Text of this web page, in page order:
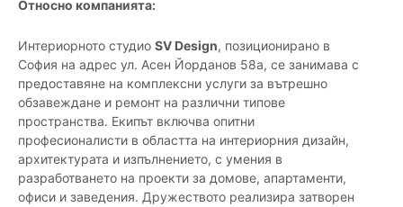
Относно компанията:
Интериорното студио SV Design, позиционирано в
София на адрес ул. Асен Йорданов 58а, се занимава с
предоставяне на комплексни услуги за вътрешно
обзавеждане и ремонт на различни типове
пространства. Екипът включва опитни
професионалисти в областта на интериорния дизайн,
архитектурата и изпълнението, с умения в
разработването на проекти за домове, апартаменти,
офиси и заведения. Дружеството реализира затворен